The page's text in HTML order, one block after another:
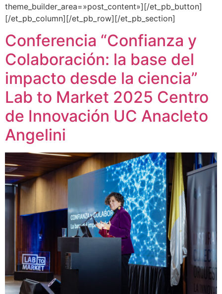
theme_builder_area=»post_content»][/et_pb_button]
[/et_pb_column][/et_pb_row][/et_pb_section]
Conferencia “Confianza y
Colaboración: la base del
impacto desde la ciencia”
Lab to Market 2025 Centro
de Innovación UC Anacleto
Angelini